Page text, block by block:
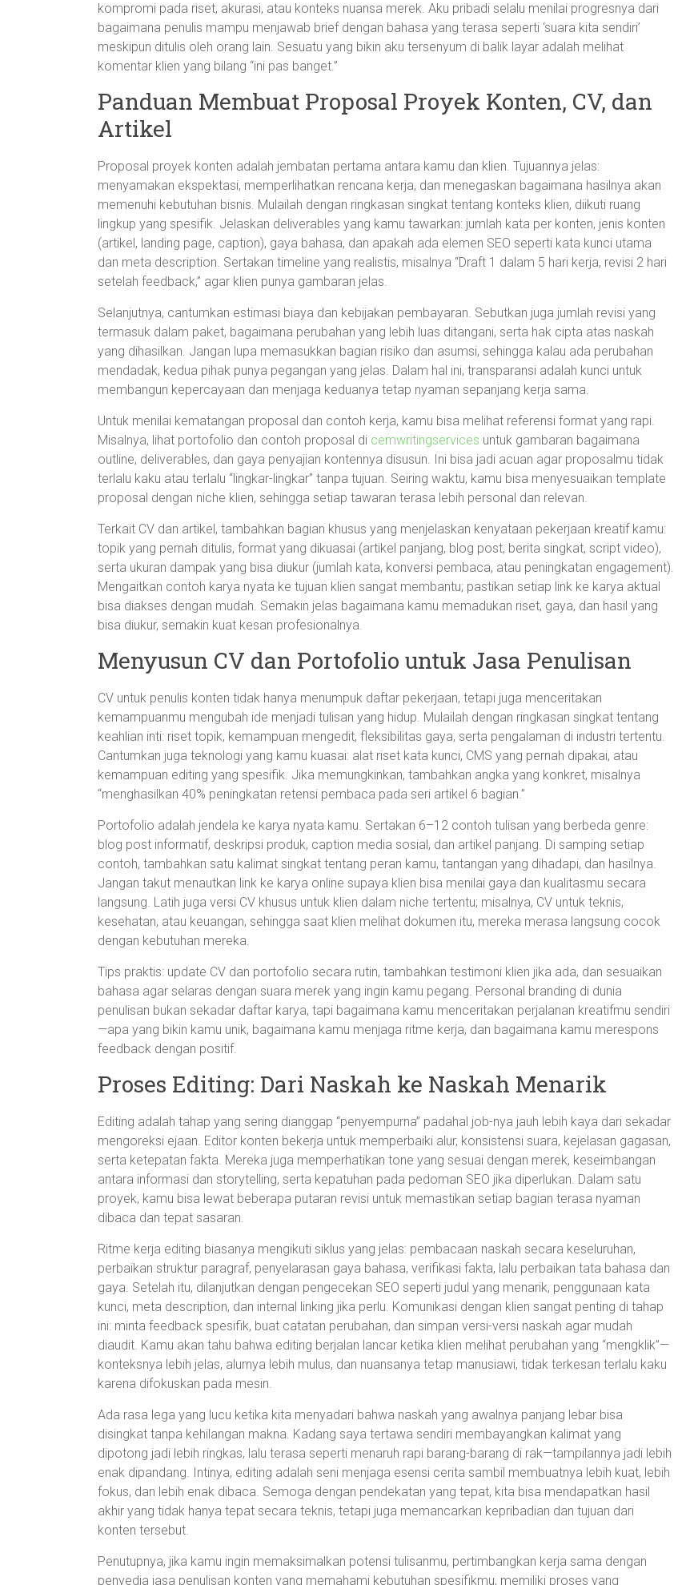
kompromi pada riset, akurasi, atau konteks nuansa merek. Aku pribadi selalu menilai progresnya dari
bagaimana penulis mampu menjawab brief dengan bahasa yang terasa seperti ‘suara kita sendiri’
meskipun ditulis oleh orang lain. Sesuatu yang bikin aku tersenyum di balik layar adalah melihat
komentar klien yang bilang “ini pas banget.”
Panduan Membuat Proposal Proyek Konten, CV, dan
Artikel
Proposal proyek konten adalah jembatan pertama antara kamu dan klien. Tujuannya jelas:
menyamakan ekspektasi, memperlihatkan rencana kerja, dan menegaskan bagaimana hasilnya akan
memenuhi kebutuhan bisnis. Mulailah dengan ringkasan singkat tentang konteks klien, diikuti ruang
lingkup yang spesifik. Jelaskan deliverables yang kamu tawarkan: jumlah kata per konten, jenis konten
(artikel, landing page, caption), gaya bahasa, dan apakah ada elemen SEO seperti kata kunci utama
dan meta description. Sertakan timeline yang realistis, misalnya “Draft 1 dalam 5 hari kerja, revisi 2 hari
setelah feedback,” agar klien punya gambaran jelas.
Selanjutnya, cantumkan estimasi biaya dan kebijakan pembayaran. Sebutkan juga jumlah revisi yang
termasuk dalam paket, bagaimana perubahan yang lebih luas ditangani, serta hak cipta atas naskah
yang dihasilkan. Jangan lupa memasukkan bagian risiko dan asumsi, sehingga kalau ada perubahan
mendadak, kedua pihak punya pegangan yang jelas. Dalam hal ini, transparansi adalah kunci untuk
membangun kepercayaan dan menjaga keduanya tetap nyaman sepanjang kerja sama.
Untuk menilai kematangan proposal dan contoh kerja, kamu bisa melihat referensi format yang rapi.
Misalnya, lihat portofolio dan contoh proposal di cemwritingservices untuk gambaran bagaimana
outline, deliverables, dan gaya penyajian kontennya disusun. Ini bisa jadi acuan agar proposalmu tidak
terlalu kaku atau terlalu “lingkar-lingkar” tanpa tujuan. Seiring waktu, kamu bisa menyesuaikan template
proposal dengan niche klien, sehingga setiap tawaran terasa lebih personal dan relevan.
Terkait CV dan artikel, tambahkan bagian khusus yang menjelaskan kenyataan pekerjaan kreatif kamu:
topik yang pernah ditulis, format yang dikuasai (artikel panjang, blog post, berita singkat, script video),
serta ukuran dampak yang bisa diukur (jumlah kata, konversi pembaca, atau peningkatan engagement).
Mengaitkan contoh karya nyata ke tujuan klien sangat membantu; pastikan setiap link ke karya aktual
bisa diakses dengan mudah. Semakin jelas bagaimana kamu memadukan riset, gaya, dan hasil yang
bisa diukur, semakin kuat kesan profesionalnya.
Menyusun CV dan Portofolio untuk Jasa Penulisan
CV untuk penulis konten tidak hanya menumpuk daftar pekerjaan, tetapi juga menceritakan
kemampuanmu mengubah ide menjadi tulisan yang hidup. Mulailah dengan ringkasan singkat tentang
keahlian inti: riset topik, kemampuan mengedit, fleksibilitas gaya, serta pengalaman di industri tertentu.
Cantumkan juga teknologi yang kamu kuasai: alat riset kata kunci, CMS yang pernah dipakai, atau
kemampuan editing yang spesifik. Jika memungkinkan, tambahkan angka yang konkret, misalnya
“menghasilkan 40% peningkatan retensi pembaca pada seri artikel 6 bagian.”
Portofolio adalah jendela ke karya nyata kamu. Sertakan 6–12 contoh tulisan yang berbeda genre:
blog post informatif, deskripsi produk, caption media sosial, dan artikel panjang. Di samping setiap
contoh, tambahkan satu kalimat singkat tentang peran kamu, tantangan yang dihadapi, dan hasilnya.
Jangan takut menautkan link ke karya online supaya klien bisa menilai gaya dan kualitasmu secara
langsung. Latih juga versi CV khusus untuk klien dalam niche tertentu; misalnya, CV untuk teknis,
kesehatan, atau keuangan, sehingga saat klien melihat dokumen itu, mereka merasa langsung cocok
dengan kebutuhan mereka.
Tips praktis: update CV dan portofolio secara rutin, tambahkan testimoni klien jika ada, dan sesuaikan
bahasa agar selaras dengan suara merek yang ingin kamu pegang. Personal branding di dunia
penulisan bukan sekadar daftar karya, tapi bagaimana kamu menceritakan perjalanan kreatifmu sendiri
—apa yang bikin kamu unik, bagaimana kamu menjaga ritme kerja, dan bagaimana kamu merespons
feedback dengan positif.
Proses Editing: Dari Naskah ke Naskah Menarik
Editing adalah tahap yang sering dianggap “penyempurna” padahal job-nya jauh lebih kaya dari sekadar
mengoreksi ejaan. Editor konten bekerja untuk memperbaiki alur, konsistensi suara, kejelasan gagasan,
serta ketepatan fakta. Mereka juga memperhatikan tone yang sesuai dengan merek, keseimbangan
antara informasi dan storytelling, serta kepatuhan pada pedoman SEO jika diperlukan. Dalam satu
proyek, kamu bisa lewat beberapa putaran revisi untuk memastikan setiap bagian terasa nyaman
dibaca dan tepat sasaran.
Ritme kerja editing biasanya mengikuti siklus yang jelas: pembacaan naskah secara keseluruhan,
perbaikan struktur paragraf, penyelarasan gaya bahasa, verifikasi fakta, lalu perbaikan tata bahasa dan
gaya. Setelah itu, dilanjutkan dengan pengecekan SEO seperti judul yang menarik, penggunaan kata
kunci, meta description, dan internal linking jika perlu. Komunikasi dengan klien sangat penting di tahap
ini: minta feedback spesifik, buat catatan perubahan, dan simpan versi-versi naskah agar mudah
diaudit. Kamu akan tahu bahwa editing berjalan lancar ketika klien melihat perubahan yang “mengklik”—
konteksnya lebih jelas, alurnya lebih mulus, dan nuansanya tetap manusiawi, tidak terkesan terlalu kaku
karena difokuskan pada mesin.
Ada rasa lega yang lucu ketika kita menyadari bahwa naskah yang awalnya panjang lebar bisa
disingkat tanpa kehilangan makna. Kadang saya tertawa sendiri membayangkan kalimat yang
dipotong jadi lebih ringkas, lalu terasa seperti menaruh rapi barang-barang di rak—tampilannya jadi lebih
enak dipandang. Intinya, editing adalah seni menjaga esensi cerita sambil membuatnya lebih kuat, lebih
fokus, dan lebih enak dibaca. Semoga dengan pendekatan yang tepat, kita bisa mendapatkan hasil
akhir yang tidak hanya tepat secara teknis, tetapi juga memancarkan kepribadian dan tujuan dari
konten tersebut.
Penutupnya, jika kamu ingin memaksimalkan potensi tulisanmu, pertimbangkan kerja sama dengan
penyedia jasa penulisan konten yang memahami kebutuhan spesifikmu, memiliki proses yang